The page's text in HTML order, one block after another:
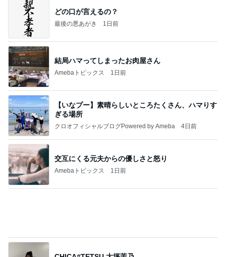
どの口が言えるの？
最後の悪あがき 1日前
結局ハマってしまったお肉屋さん
Amebaトピックス 1日前
【いなプー】素晴らしいところたくさん、ハマりす
ぎる場所
クロオフィシャルブログPowered by Ameba 4日前
交互にくる元夫からの優しさと怒り
Amebaトピックス 1日前
CHICA#TETSU 大坪茉乃